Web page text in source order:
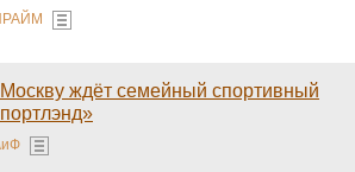
ждёт семейный спортивный